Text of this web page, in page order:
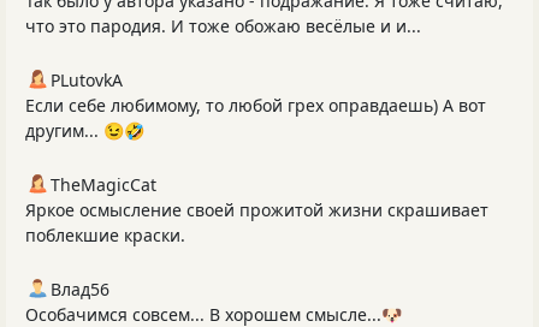
что это пародия. И тоже обожаю весёлые и и...
PLutоvkА
Если себе любимому, то любой грех оправдаешь) А вот
другим... 😉🤣
TheMagicCat
Яркое осмысление своей прожитой жизни скрашивает
поблекшие краски.
Влад56
Особачимся совсем... В хорошем смысле...🐶